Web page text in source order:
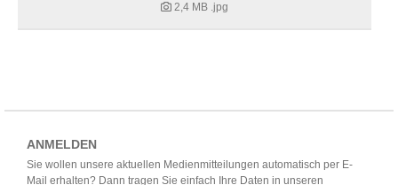
2,4 MB .jpg
ANMELDEN
Sie wollen unsere aktuellen Medienmitteilungen automatisch per E-
Mail erhalten? Dann tragen Sie einfach Ihre Daten in unseren